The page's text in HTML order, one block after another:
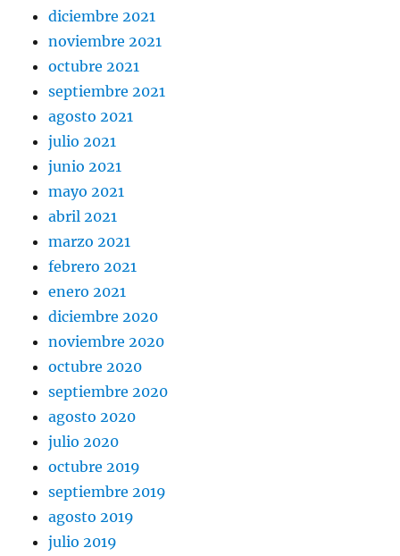
diciembre 2021
noviembre 2021
octubre 2021
septiembre 2021
agosto 2021
julio 2021
junio 2021
mayo 2021
abril 2021
marzo 2021
febrero 2021
enero 2021
diciembre 2020
noviembre 2020
octubre 2020
septiembre 2020
agosto 2020
julio 2020
octubre 2019
septiembre 2019
agosto 2019
julio 2019